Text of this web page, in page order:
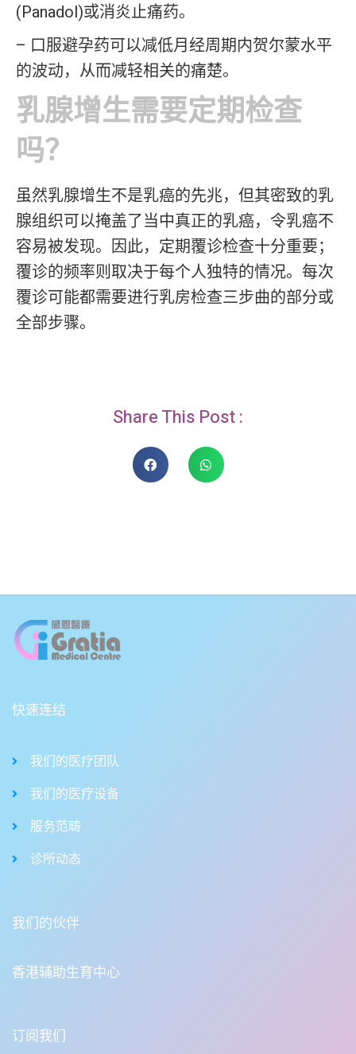
(Panadol)或消炎止痛药。
– 口服避孕药可以减低月经周期内贺尔蒙水平
的波动，从而减轻相关的痛楚。
乳腺增生需要定期检查
吗？
虽然乳腺增生不是乳癌的先兆，但其密致的乳
腺组织可以掩盖了当中真正的乳癌，令乳癌不
容易被发现。因此，定期覆诊检查十分重要；
覆诊的频率则取决于每个人独特的情况。每次
覆诊可能都需要进行乳房检查三步曲的部分或
全部步骤。
Share This Post :
快速连结
我们的医疗团队
我们的医疗设备
服务范畴
诊所动态
我们的伙伴
香港辅助生育中心
订阅我们